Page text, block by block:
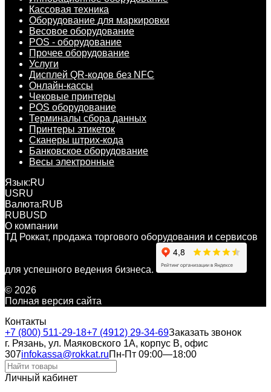
Кассовая техника
Оборудование для маркировки
Весовое оборудование
POS - оборудование
Прочее оборудование
Услуги
Дисплей QR-кодов без NFC
Онлайн-кассы
Чековые принтеры
POS оборудование
Терминалы сбора данных
Принтеры этикеток
Сканеры штрих-кода
Банковское оборудование
Весы электронные
Язык:RU
USRU
Валюта:RUB
RUBUSD
О компании
ТД Роккат, продажа торгового оборудования и сервисов
для успешного ведения бизнеса.
© 2026
Полная версия сайта
Контакты
+7 (800) 511-29-18+7 (4912) 29-34-69Заказать звонок
г. Рязань, ул. Маяковского 1А, корпус B, офис
307infokassa@rokkat.ruПн-Пт 09:00—18:00
Личный кабинет